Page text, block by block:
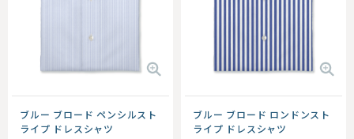
ブルー ブロード ペンシルスト
ライプ ドレスシャツ
ブルー ブロード ロンドンスト
ライプ ドレスシャツ